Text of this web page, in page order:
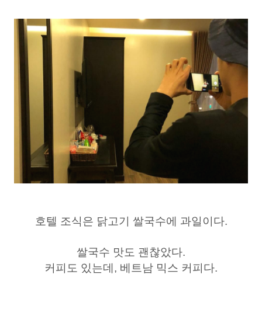
호텔 조식은 닭고기 쌀국수에 과일이다.
쌀국수 맛도 괜찮았다.
커피도 있는데, 베트남 믹스 커피다.